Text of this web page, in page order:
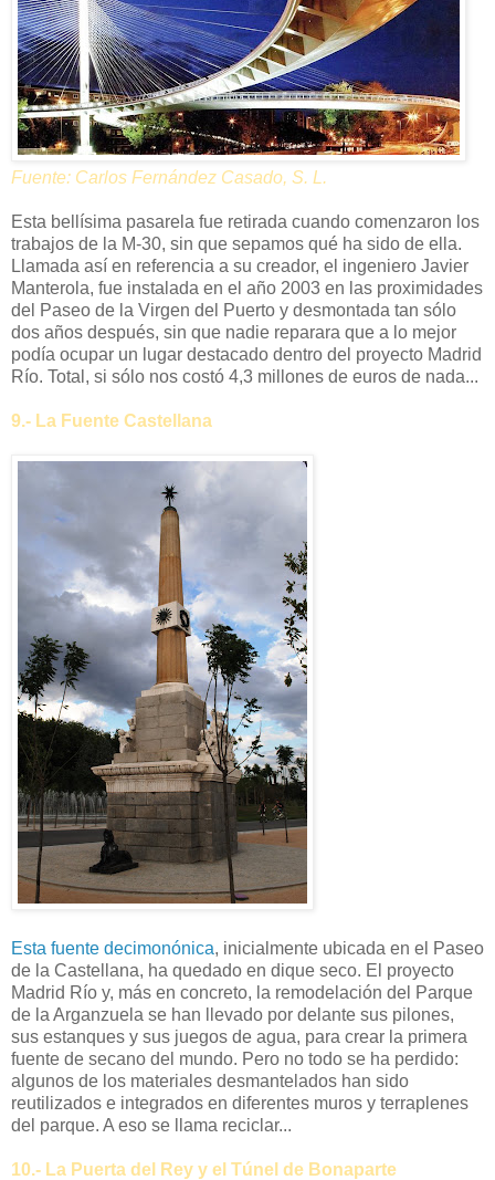
Fuente: Carlos Fernández Casado, S. L.
Esta bellísima pasarela fue retirada cuando comenzaron los
trabajos de la M-30, sin que sepamos qué ha sido de ella.
Llamada así en referencia a su creador, el ingeniero Javier
Manterola, fue instalada en el año 2003 en las proximidades
del Paseo de la Virgen del Puerto y desmontada tan sólo
dos años después, sin que nadie reparara que a lo mejor
podía ocupar un lugar destacado dentro del proyecto Madrid
Río. Total, si sólo nos costó 4,3 millones de euros de nada...
9.- La Fuente Castellana
Esta fuente decimonónica, inicialmente ubicada en el Paseo
de la Castellana, ha quedado en dique seco. El proyecto
Madrid Río y, más en concreto, la remodelación del Parque
de la Arganzuela se han llevado por delante sus pilones,
sus estanques y sus juegos de agua, para crear la primera
fuente de secano del mundo. Pero no todo se ha perdido:
algunos de los materiales desmantelados han sido
reutilizados e integrados en diferentes muros y terraplenes
del parque. A eso se llama reciclar...
10.- La Puerta del Rey y el Túnel de Bonaparte